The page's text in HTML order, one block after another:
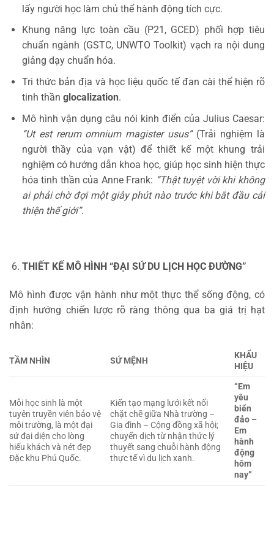
lấy người học làm chủ thể hành động tích cực.
Khung năng lực toàn cầu (P21, GCED) phối hợp tiêu
chuẩn ngành (GSTC, UNWTO Toolkit) vạch ra nội dung
giảng dạy chuẩn hóa.
Tri thức bản địa và học liệu quốc tế đan cài thể hiện rõ
tinh thần glocalization.
Mô hình vận dụng câu nói kinh điển của Julius Caesar:
“Ut est rerum omnium magister usus”(Trải nghiệm là
người thầy của vạn vật) để thiết kế một khung trải
nghiệm có hướng dẫn khoa học, giúp học sinh hiện thực
hóa tinh thần của Anne Frank: “Thật tuyệt vời khi không
ai phải chờ đợi một giây phút nào trước khi bắt đầu cải
thiện thế giới”.
THIẾT KẾ MÔ HÌNH “ĐẠI SỨ DU LỊCH HỌC ĐƯỜNG”
Mô hình được vận hành như một thực thể sống động, có
định hướng chiến lược rõ ràng thông qua ba giá trị hạt
nhân:
TẦM NHÌN SỨ MỆNH
KHẨU
HIỆU
Mỗi học sinh là một
tuyên truyền viên bảo vệ
môi trường, là một đại
sứ đại diện cho lòng
hiếu khách và nét đẹp
Đặc khu Phú Quốc.
Kiến tạo mạng lưới kết nối
chặt chẽ giữa Nhà trường –
Gia đình – Cộng đồng xã hội;
chuyển dịch từ nhận thức lý
thuyết sang chuỗi hành động
thực tế vì du lịch xanh.
“Em
yêu
biển
đảo –
Em
hành
động
hôm
nay”